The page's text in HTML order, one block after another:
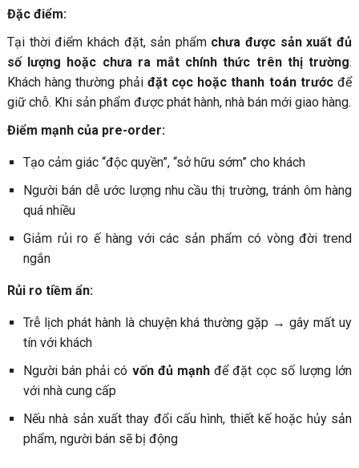
Đặc điểm:
Tại thời điểm khách đặt, sản phẩm chưa được sản xuất đủ
số lượng hoặc chưa ra mắt chính thức trên thị trường.
Khách hàng thường phải đặt cọc hoặc thanh toán trướcđể
giữ chỗ. Khi sản phẩm được phát hành, nhà bán mới giao hàng.
Điểm mạnh của pre-order:
Tạo cảm giác “độc quyền”, “sở hữu sớm” cho khách
Người bán dễ ước lượng nhu cầu thị trường, tránh ôm hàng
quá nhiều
Giảm rủi ro ế hàng với các sản phẩm có vòng đời trend
ngắn
Rủi ro tiềm ẩn:
Trễ lịch phát hành là chuyện khá thường gặp → gây mất uy
tín với khách
Người bán phải có vốn đủ mạnh để đặt cọc số lượng lớn
với nhà cung cấp
Nếu nhà sản xuất thay đổi cấu hình, thiết kế hoặc hủy sản
phẩm, người bán sẽ bị động